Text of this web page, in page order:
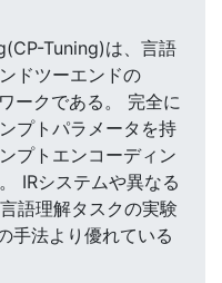
Tuning)は、言語
ドツーエンドの
ークである。 完全に
プトパラメータを持
プトエンコーディン
IRシステムや異なる
語理解タスクの実験
手法より優れている